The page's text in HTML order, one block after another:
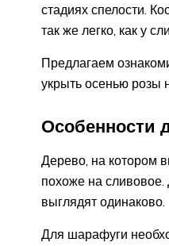
стадиях спелости.
так же легко, как у
Предлагаем
укрыть осенью розы
Особенности
Дерево, на котором
похоже на сливовое.
выглядят одинаково.
Для шарафуги